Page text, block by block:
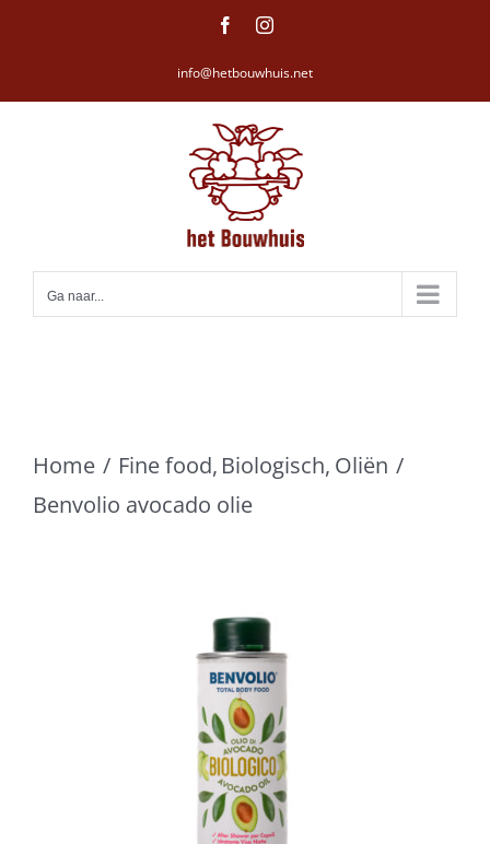
FacebookInstagram
info@hetbouwhuis.net
Ga naar...
Home Fine food Biologisch Oliën
Benvolio avocado olie